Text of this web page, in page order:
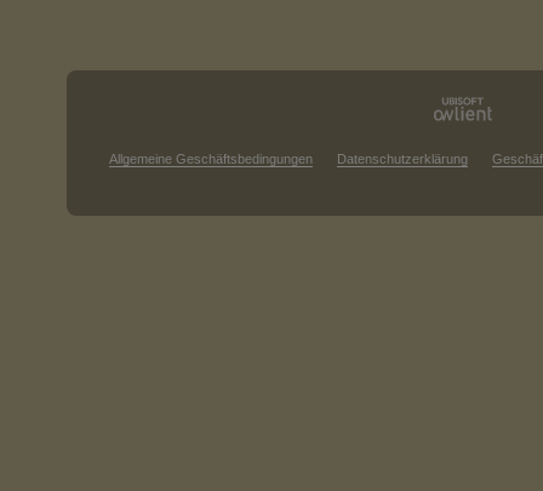
Allgemeine Geschäftsbedingungen Datenschutzerklärung